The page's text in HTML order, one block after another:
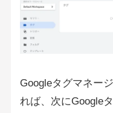
Googleタグマネー
れば、次にGoogle